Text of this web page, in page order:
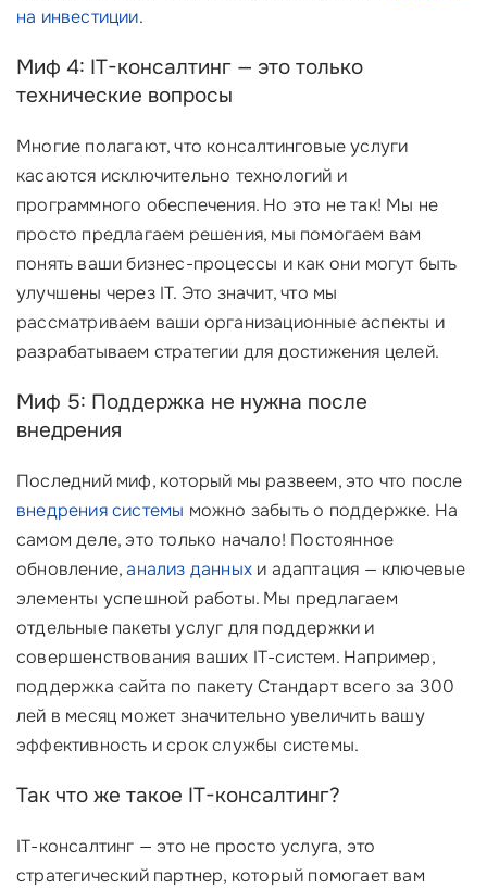
на инвестиции.
Миф 4: IT-консалтинг — это только
технические вопросы
Многие полагают, что консалтинговые услуги
касаются исключительно технологий и
программного обеспечения. Но это не так! Мы не
просто предлагаем решения, мы помогаем вам
понять ваши бизнес-процессы и как они могут быть
улучшены через IT. Это значит, что мы
рассматриваем ваши организационные аспекты и
разрабатываем стратегии для достижения целей.
Миф 5: Поддержка не нужна после
внедрения
Последний миф, который мы развеем, это что после
внедрения системы можно забыть о поддержке. На
самом деле, это только начало! Постоянное
обновление,анализ данных и адаптация — ключевые
элементы успешной работы. Мы предлагаем
отдельные пакеты услуг для поддержки и
совершенствования ваших IT-систем. Например,
поддержка сайта по пакету Стандарт всего за 300
лей в месяц может значительно увеличить вашу
эффективность и срок службы системы.
Так что же такое IT-консалтинг?
IT-консалтинг — это не просто услуга, это
стратегический партнер, который помогает вам